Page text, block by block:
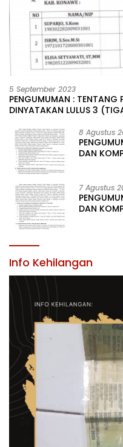
5 September 2023
PENGUMUMAN : TENTANG
DINYATAKAN LULUS 3
LINGKUNGAN
8 Agustus
DAN
7 Agustus
DAN
Info Kehilangan